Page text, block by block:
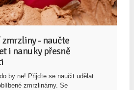
- naučte
i nanuky přesně
by ne! Přijďte se naučit udělat
zmrzlinárny. Se